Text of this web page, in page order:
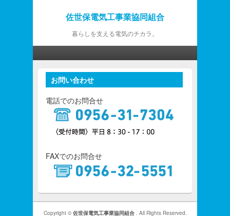
佐世保電気工事業協同組合
暮らしを支える電気のチカラ。
お問い合わせ
電話でのお問合せ
FAXでのお問合せ
Copyright © 佐世保電気工事業協同組合 . All Rights Reserved.